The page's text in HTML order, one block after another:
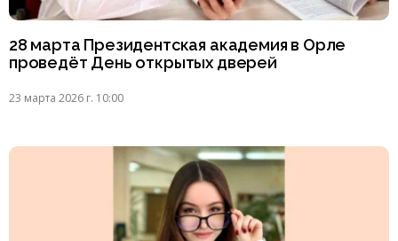
28 марта Президентская академия в Орле
проведёт День открытых дверей
23 марта 2026 г. 10:00